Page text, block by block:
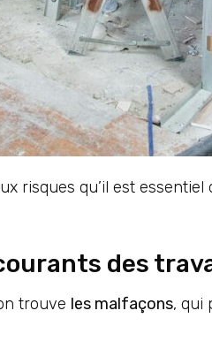
risques qu’il est
des
trouve les malfaçons, qui